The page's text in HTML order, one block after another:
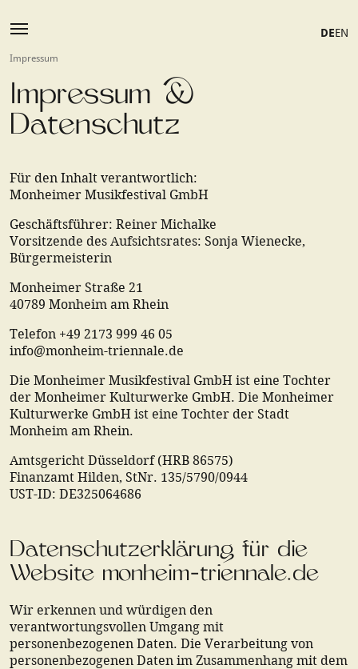
DEEN
Impressum
Impressum &
Datenschutz
Für den Inhalt verantwortlich:
Monheimer Musikfestival GmbH
Geschäftsführer: Reiner Michalke
Vorsitzende des Aufsichtsrates: Sonja Wienecke,
Bürgermeisterin
Monheimer Straße 21
40789 Monheim am Rhein
Telefon +49 2173 999 46 05
info@monheim-triennale.de
Die Monheimer Musikfestival GmbH ist eine Tochter
der Monheimer Kulturwerke GmbH. Die Monheimer
Kulturwerke GmbH ist eine Tochter der Stadt
Monheim am Rhein.
Amtsgericht Düsseldorf (HRB 86575)
Finanzamt Hilden, StNr. 135/5790/0944
UST-ID: DE325064686
Datenschutzerklärung für die
Website monheim-triennale.de
Wir erkennen und würdigen den
verantwortungsvollen Umgang mit
personenbezogenen Daten. Die Verarbeitung von
personenbezogenen Daten im Zusammenhang mit dem